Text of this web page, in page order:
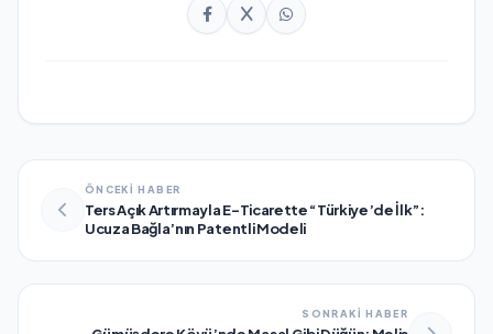
ÖNCEKİ HABER
Ters Açık Artırmayla E-Ticarette “Türkiye’de İlk”:
Ucuza Bağla’nın Patentli Modeli
SONRAKİ HABER